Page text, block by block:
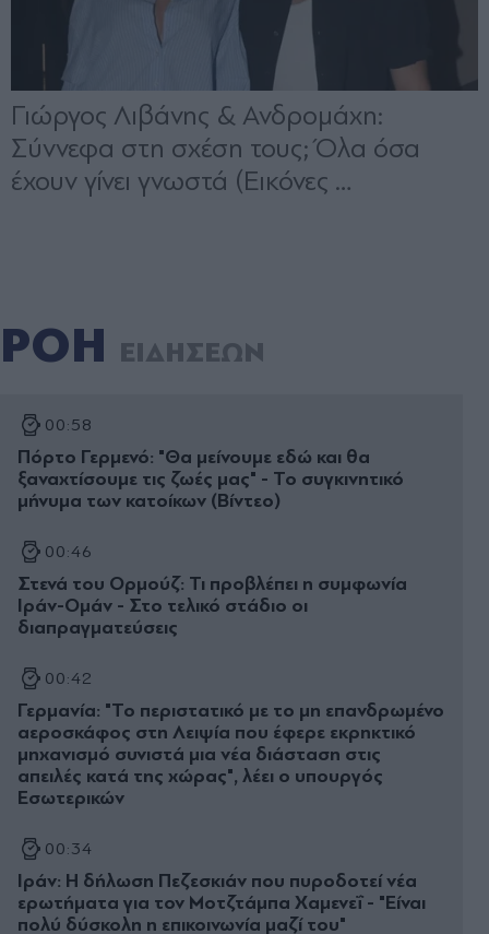
ΡΟΗ ΕΙΔΗΣΕΩΝ
00:58
Πόρτο Γερμενό: "Θα μείνουμε εδώ και θα
ξαναχτίσουμε τις ζωές μας" - Το συγκινητικό
μήνυμα των κατοίκων (Βίντεο)
00:46
Στενά του Ορμούζ: Τι προβλέπει η συμφωνία
Ιράν-Ομάν - Στο τελικό στάδιο οι
διαπραγματεύσεις
00:42
Γερμανία: "Το περιστατικό με το μη επανδρωμένο
αεροσκάφος στη Λειψία που έφερε εκρηκτικό
μηχανισμό συνιστά μια νέα διάσταση στις
απειλές κατά της χώρας", λέει ο υπουργός
Εσωτερικών
00:34
Ιράν: Η δήλωση Πεζεσκιάν που πυροδοτεί νέα
ερωτήματα για τον Μοτζτάμπα Χαμενεΐ - "Είναι
πολύ δύσκολη η επικοινωνία μαζί του"